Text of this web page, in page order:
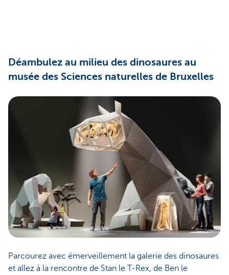
Déambulez au milieu des dinosaures au
musée des Sciences naturelles de Bruxelles
Parcourez avec émerveillement la galerie des dinosaures
et allez à la rencontre de Stan le T-Rex, de Ben le